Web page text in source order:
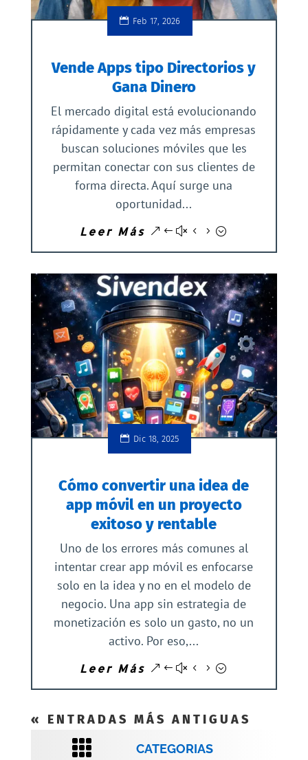
Feb 17, 2026
Vende Apps tipo Directorios y
Gana Dinero
El mercado digital está evolucionando
rápidamente y cada vez más empresas
buscan soluciones móviles que les
permitan conectar con sus clientes de
forma directa. Aquí surge una
oportunidad...
Leer Más
Dic 18, 2025
Cómo convertir una idea de
app móvil en un proyecto
exitoso y rentable
Uno de los errores más comunes al
intentar crear app móvil es enfocarse
solo en la idea y no en el modelo de
negocio. Una app sin estrategia de
monetización es solo un gasto, no un
activo. Por eso,...
Leer Más
« ENTRADAS MÁS ANTIGUAS
 CATEGORIAS